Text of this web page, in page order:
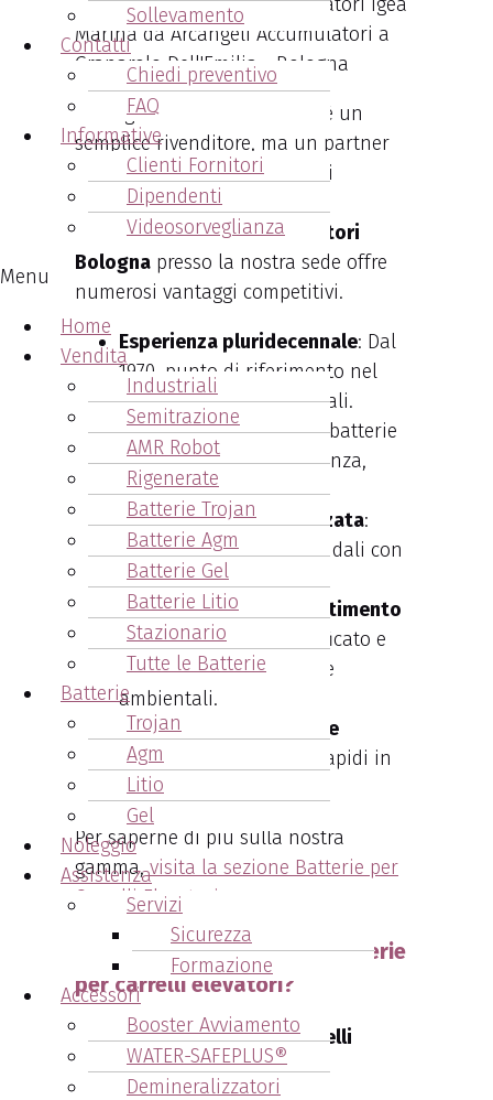
Sollevamento
Contatti
Chiedi preventivo
FAQ
Informative
Clienti Fornitori
Dipendenti
Videosorveglianza
Menu
Home
Vendita
Industriali
Semitrazione
AMR Robot
Rigenerate
Batterie Trojan
Batterie Agm
Batterie Gel
Batterie Litio
Stazionario
Tutte le Batterie
Batterie
Trojan
Agm
Litio
Gel
Noleggio
Assistenza
Servizi
Sicurezza
Formazione
Accessori
Booster Avviamento
WATER-SAFEPLUS®
Demineralizzatori
Arcangeli Accumulatori non è un
semplice rivenditore, ma un partner
strategico per aziende di ogni
dimensione. L’acquisto di un
caricabatterie carrelli elevatori
Bologna presso la nostra sede offre
numerosi vantaggi competitivi.
Esperienza pluridecennale: Dal
1970, punto di riferimento nel
settore batterie industriali.
Ampio catalogo: Caricabatterie
standard, ad alta frequenza,
intelligenti e rigenerati.
Consulenza personalizzata:
Analisi dei bisogni aziendali con
soluzioni su misura.
Servizio di ritiro e smaltimento
batterie esauste
: Certificato e
conforme alle normative
ambientali.
Team tecnico altamente
qualificato
: Interventi rapidi in
tutta la provincia.
Per saperne di più sulla nostra
gamma,visita la sezione Batterie per
Carrelli Elevatori
Come funziona un caricabatterie
per carrelli elevatori?
Vendita Caricabatterie Carrelli
Elevatori Igea Marina.